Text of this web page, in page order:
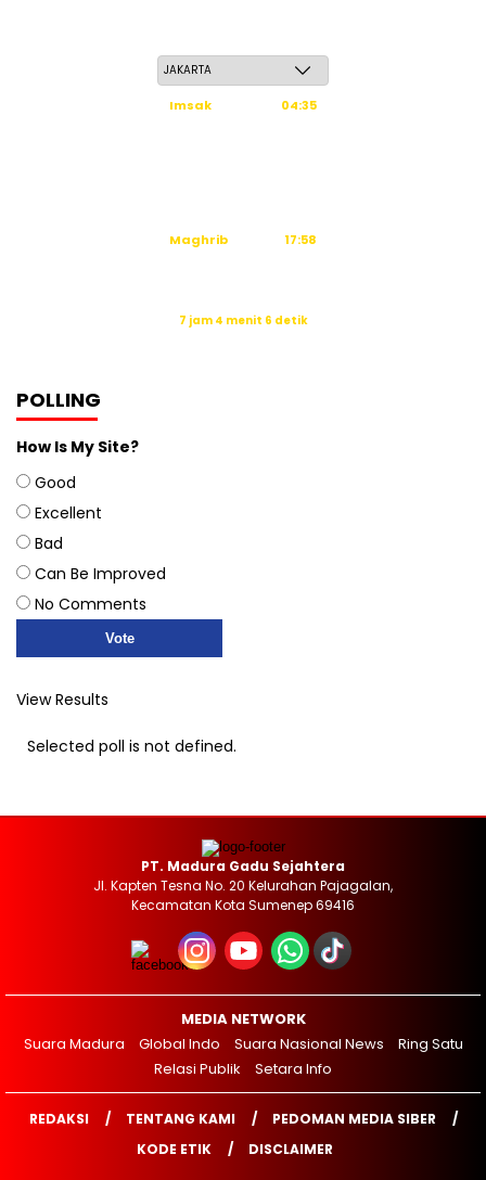
Imsak
04:35
Maghrib
17:58
7 jam 4 menit 6 detik
POLLING
How Is My Site?
Good
Excellent
Bad
Can Be Improved
No Comments
View Results
Selected poll is not defined.
PT. Madura Gadu Sejahtera
Jl. Kapten Tesna No. 20 Kelurahan Pajagalan,
Kecamatan Kota Sumenep 69416
MEDIA NETWORK
Suara Madura
Global Indo Suara Nasional News
Ring Satu
Relasi Publik
Setara Info
REDAKSI TENTANG KAMI
PEDOMAN MEDIA SIBER
KODE ETIK
DISCLAIMER